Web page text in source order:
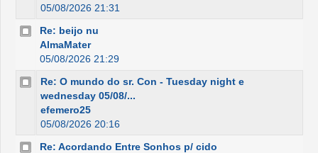
05/08/2026 21:31
Re: beijo nu
AlmaMater
05/08/2026 21:29
Re: O mundo do sr. Con - Tuesday night e
wednesday 05/08/...
efemero25
05/08/2026 20:16
Re: Acordando Entre Sonhos p/ cido